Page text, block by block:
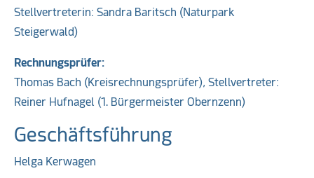
Stellvertreterin: Sandra Baritsch (Naturpark
Steigerwald)
Rechnungsprüfer:
Thomas Bach (Kreisrechnungsprüfer), Stellvertreter:
Reiner Hufnagel (1. Bürgermeister Obernzenn)
Geschäftsführung
Helga Kerwagen